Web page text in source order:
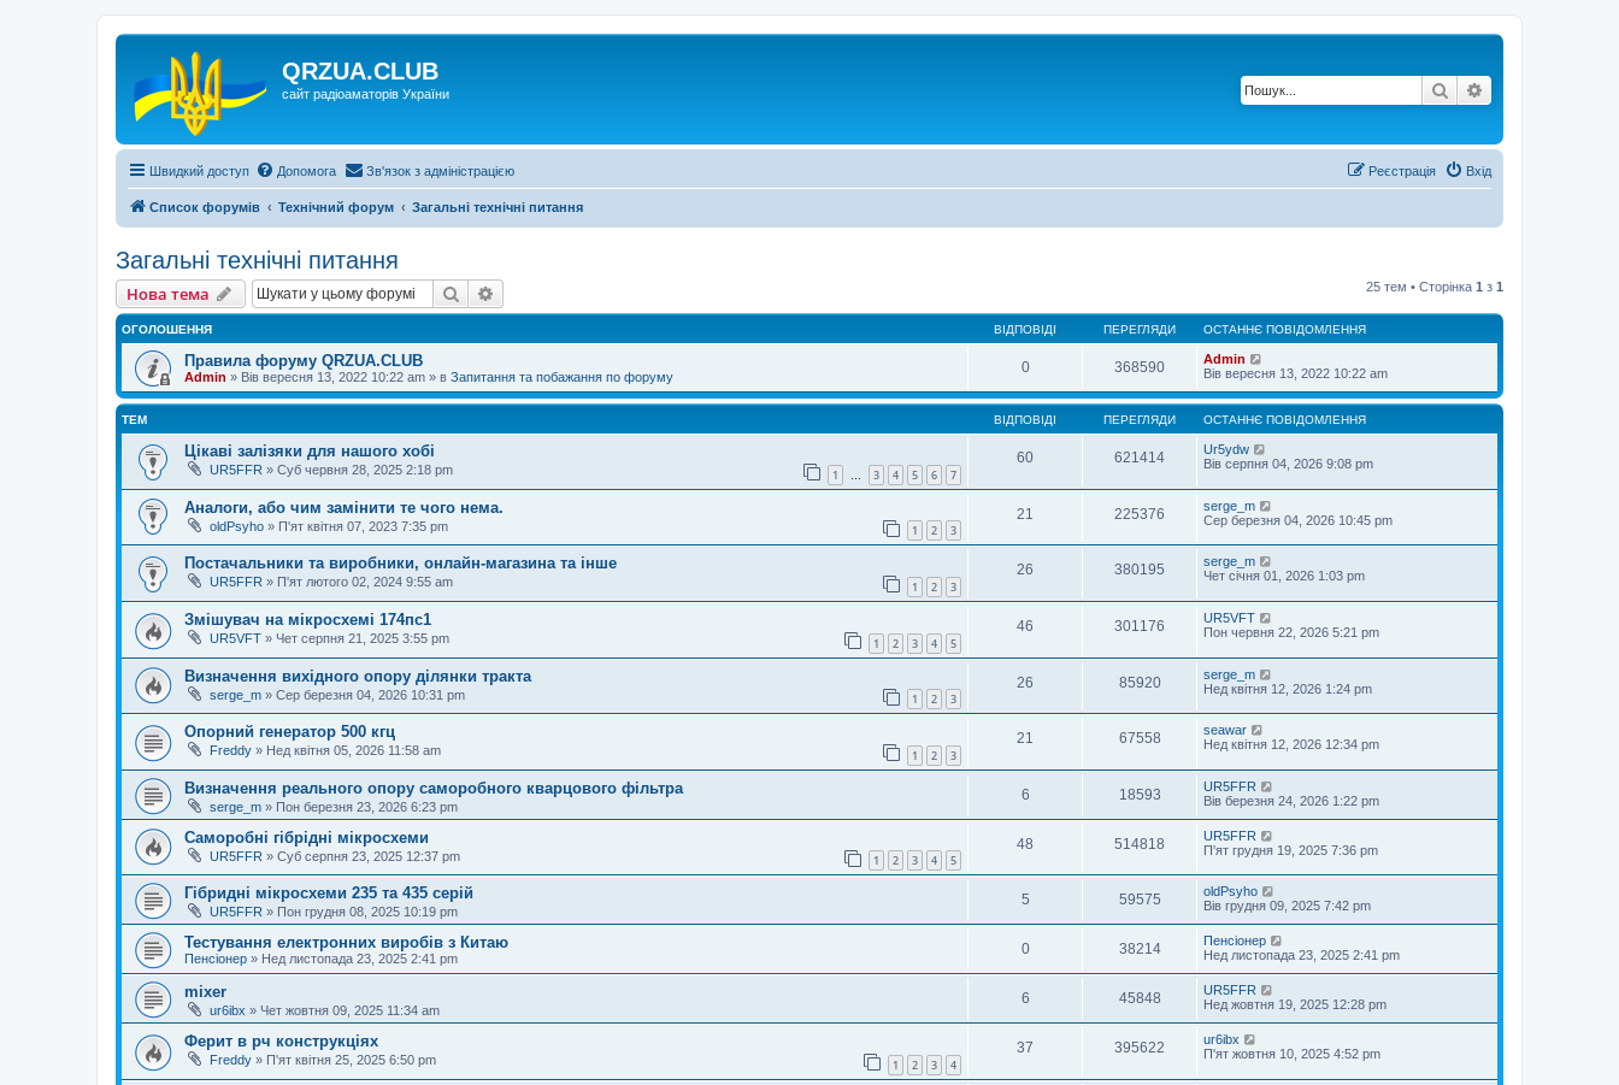
QRZUA.CLUB
сайт радіоаматорів України Пошук
Швидкий доступ Допомога Зв'язок з адміністрацією Вхід
Реєстрація
Список форумів Технічний форум Загальні технічні питання
Загальні технічні питання
Нова тема Пошук 25 тем • Сторінка 1 з 1
ОГОЛОШЕННЯ ВІДПОВІДІ ПЕРЕГЛЯДИ ОСТАННЄ ПОВІДОМЛЕННЯ
Правила форуму QRZUA.CLUB
Admin » Вів вересня 13, 2022 10:22 am » в Запитання та побажання по форуму
0 368590
Admin
Вів вересня 13, 2022 10:22 am
ТЕМ ВІДПОВІДІ ПЕРЕГЛЯДИ ОСТАННЄ ПОВІДОМЛЕННЯ
Цікаві залізяки для нашого хобі
UR5FFR » Суб червня 28, 2025 2:18 pm 1 … 3 4 5 6 7
60 621414
Ur5ydw
Вів серпня 04, 2026 9:08 pm
Аналоги, або чим замінити те чого нема.
oldPsyho » П'ят квітня 07, 2023 7:35 pm 1 2 3
21 225376
serge_m
Сер березня 04, 2026 10:45 pm
Постачальники та виробники, онлайн-магазина та інше
UR5FFR » П'ят лютого 02, 2024 9:55 am 1 2 3
26 380195
serge_m
Чет січня 01, 2026 1:03 pm
Змішувач на мікросхемі 174пс1
UR5VFT » Чет серпня 21, 2025 3:55 pm 1 2 3 4 5
46 301176
UR5VFT
Пон червня 22, 2026 5:21 pm
Визначення вихідного опору ділянки тракта
serge_m » Сер березня 04, 2026 10:31 pm 1 2 3
26 85920
serge_m
Нед квітня 12, 2026 1:24 pm
Опорний генератор 500 кгц
Freddy » Нед квітня 05, 2026 11:58 am 1 2 3
21 67558
seawar
Нед квітня 12, 2026 12:34 pm
Визначення реального опору саморобного кварцового фільтра
serge_m » Пон березня 23, 2026 6:23 pm
6 18593
UR5FFR
Вів березня 24, 2026 1:22 pm
Саморобні гібрідні мікросхеми
UR5FFR » Суб серпня 23, 2025 12:37 pm 1 2 3 4 5
48 514818
UR5FFR
П'ят грудня 19, 2025 7:36 pm
Гібридні мікросхеми 235 та 435 серій
UR5FFR » Пон грудня 08, 2025 10:19 pm
5 59575
oldPsyho
Вів грудня 09, 2025 7:42 pm
Тестування електронних виробів з Китаю
Пенсіонер » Нед листопада 23, 2025 2:41 pm
0 38214
Пенсіонер
Нед листопада 23, 2025 2:41 pm
mixer
ur6ibx » Чет жовтня 09, 2025 11:34 am
6 45848
UR5FFR
Нед жовтня 19, 2025 12:28 pm
Ферит в рч конструкціях
Freddy » П'ят квітня 25, 2025 6:50 pm 1 2 3 4
37 395622
ur6ibx
П'ят жовтня 10, 2025 4:52 pm